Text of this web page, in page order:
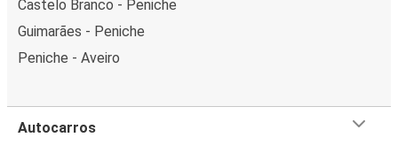
Castelo Branco - Peniche
Guimarães - Peniche
Peniche - Aveiro
Autocarros